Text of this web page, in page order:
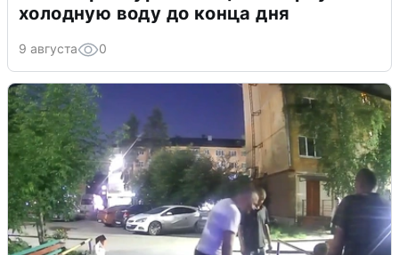
холодную воду до конца дня
9 августа 0